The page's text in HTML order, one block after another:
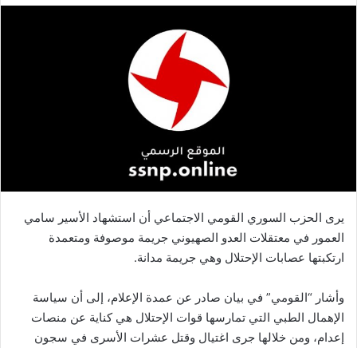
يرى الحزب السوري القومي الاجتماعي أن استشهاد الأسير سامي
العمور في معتقلات العدو الصهيوني جريمة موصوفة ومتعمدة
ارتكبتها عصابات الإحتلال وهي جريمة مدانة.
وأشار “القومي” في بيان صادر عن عمدة الإعلام، إلى أن سياسة
الإهمال الطبي التي تمارسها قوات الإحتلال هي كناية عن منصات
إعدام، ومن خلالها جرى اغتيال وقتل عشرات الأسرى في سجون